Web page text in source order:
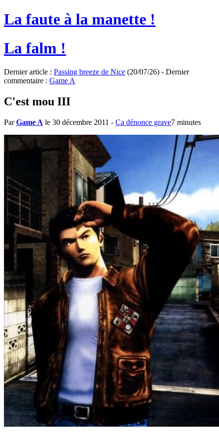
La faute à la manette !
La falm !
Dernier article : Passing breeze de Nice (20/07/26) - Dernier
commentaire : Game A
C'est mou III
ParGame A le 30 décembre 2011 - Ça dénonce grave7 minutes